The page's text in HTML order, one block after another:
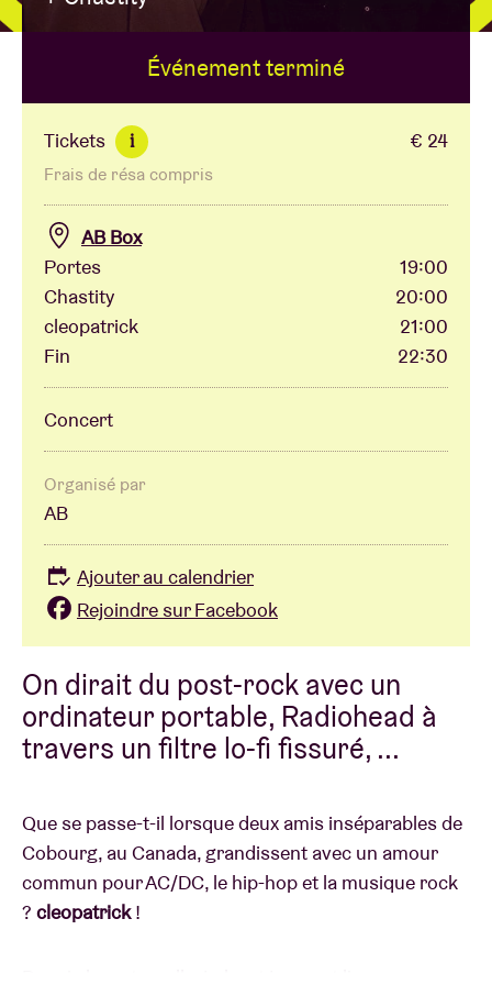
Location de salles
BRDCST
ABtv
Chèque-concert
À propos de l'AB
Contact
On dirait du post-rock avec un
ordinateur portable, Radiohead à
travers un filtre lo-fi fissuré, ...
Que se passe-t-il lorsque deux amis inséparables de
Cobourg, au Canada, grandissent avec un amour
commun pour AC/DC, le hip-hop et la musique rock
? cleopatrick!
Événement terminé
Tickets i € 24
Frais de résa compris
AB Box
Portes
19:00
Chastity
20:00
cleopatrick
21:00
Fin
22:30
Concert
Organisé par
AB
Ajouter au calendrier
Rejoindre sur Facebook